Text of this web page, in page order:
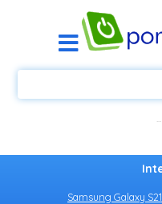
Samsung Galaxy